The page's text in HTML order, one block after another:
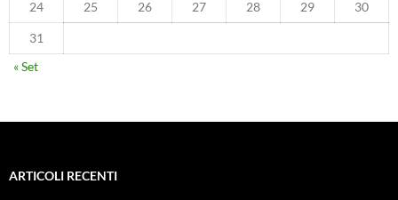
24 25 26 27 28 29 30
31
« Set
ARTICOLI RECENTI